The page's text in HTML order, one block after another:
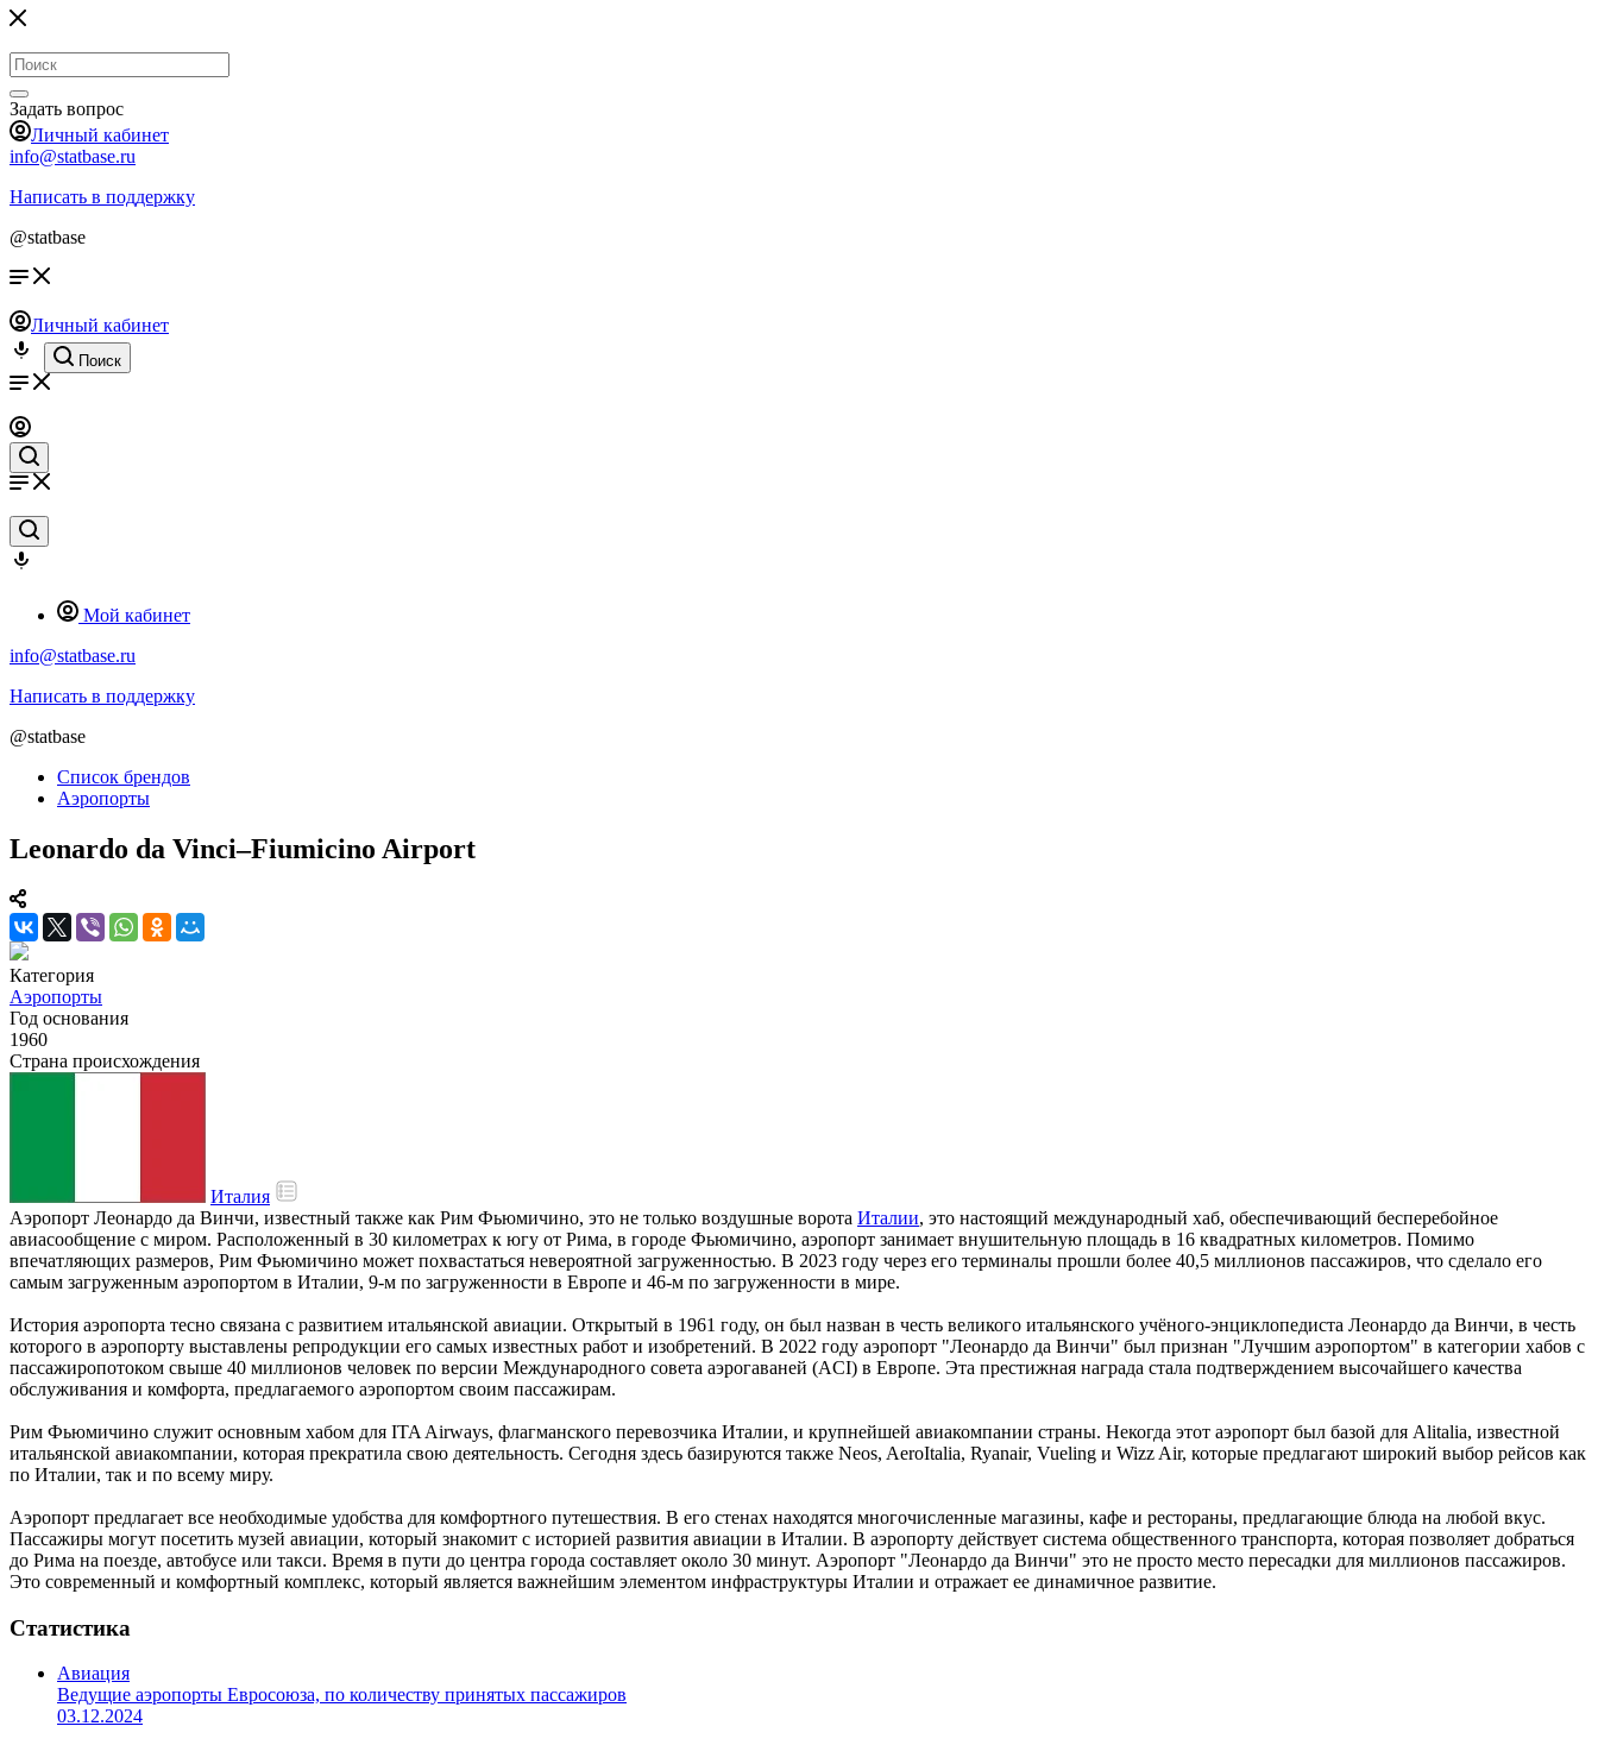
Задать вопрос
Личный кабинет
info@statbase.ru
Написать в поддержку
@statbase
Личный кабинет
Поиск
Мой кабинет
info@statbase.ru
Написать в поддержку
@statbase
Список брендов
Аэропорты
Leonardo da Vinci–Fiumicino Airport
Категория
Аэропорты
Год основания
1960
Страна происхождения
Италия
Аэропорт Леонардо да Винчи, известный также как Рим Фьюмичино, это не только воздушные ворота Италии, это настоящий международный хаб, обеспечивающий бесперебойное
авиасообщение с миром. Расположенный в 30 километрах к югу от Рима, в городе Фьюмичино, аэропорт занимает внушительную площадь в 16 квадратных километров. Помимо
впечатляющих размеров, Рим Фьюмичино может похвастаться невероятной загруженностью. В 2023 году через его терминалы прошли более 40,5 миллионов пассажиров, что сделало его
самым загруженным аэропортом в Италии, 9-м по загруженности в Европе и 46-м по загруженности в мире.
История аэропорта тесно связана с развитием итальянской авиации. Открытый в 1961 году, он был назван в честь великого итальянского учёного-энциклопедиста Леонардо да Винчи, в честь
которого в аэропорту выставлены репродукции его самых известных работ и изобретений. В 2022 году аэропорт "Леонардо да Винчи" был признан "Лучшим аэропортом" в категории хабов с
пассажиропотоком свыше 40 миллионов человек по версии Международного совета аэрогаваней (ACI) в Европе. Эта престижная награда стала подтверждением высочайшего качества
обслуживания и комфорта, предлагаемого аэропортом своим пассажирам.
Рим Фьюмичино служит основным хабом для ITA Airways, флагманского перевозчика Италии, и крупнейшей авиакомпании страны. Некогда этот аэропорт был базой для Alitalia, известной
итальянской авиакомпании, которая прекратила свою деятельность. Сегодня здесь базируются также Neos, AeroItalia, Ryanair, Vueling и Wizz Air, которые предлагают широкий выбор рейсов как
по Италии, так и по всему миру.
Аэропорт предлагает все необходимые удобства для комфортного путешествия. В его стенах находятся многочисленные магазины, кафе и рестораны, предлагающие блюда на любой вкус.
Пассажиры могут посетить музей авиации, который знакомит с историей развития авиации в Италии. В аэропорту действует система общественного транспорта, которая позволяет добраться
до Рима на поезде, автобусе или такси. Время в пути до центра города составляет около 30 минут. Аэропорт "Леонардо да Винчи" это не просто место пересадки для миллионов пассажиров.
Это современный и комфортный комплекс, который является важнейшим элементом инфраструктуры Италии и отражает ее динамичное развитие.
Статистика
Авиация
Ведущие аэропорты Евросоюза, по количеству принятых пассажиров
03.12.2024